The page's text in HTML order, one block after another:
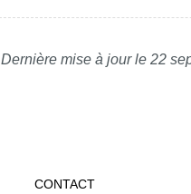
Dernière mise à jour le 22
CONTACT